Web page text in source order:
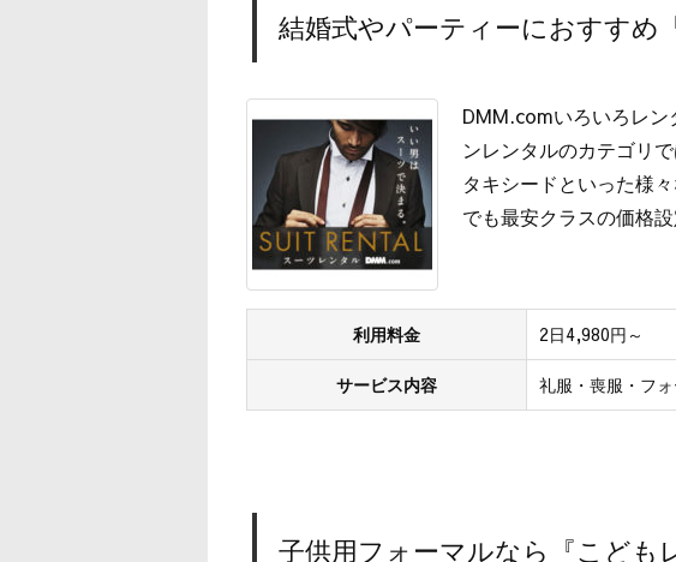
結婚式やパーティーにおすすめ
DMM.comいろいろレ
ンレンタルのカテゴリ
タキシードといった様
でも最安クラスの価格
利用料金 2日4,980円～
サービス内容 礼服・喪服・フ
子供用フォーマルなら『こども